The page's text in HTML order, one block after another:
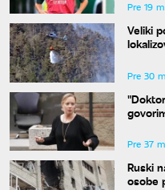
Pre 19
Veliki
Pre 30
Pre 37
Ruski
osobe